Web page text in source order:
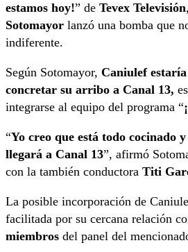
estamos hoy!” de Tevex Televisión
Sotomayor lanzó una bomba que
indiferente.
Según Sotomayor, Caniulef
concretar su arribo a Canal 13,
integrarse al equipo del programa “
“Yo creo que está todo cocinado
llegará a Canal 13”, afirmó
con la también conductora Titi
La posible incorporación de
facilitada por su cercana relación
miembros del panel del